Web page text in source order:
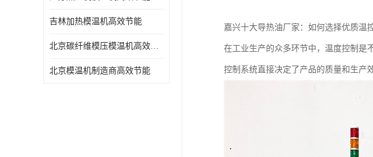
吉林加热模温机高效节能
北京碳纤维模压模温机高效节能
北京模温机制造商高效节能
嘉兴十大导热油厂家：如何选择优质温
在工业生产的众多环节中，温度控制是
控制系统直接决定了产品的质量和生产